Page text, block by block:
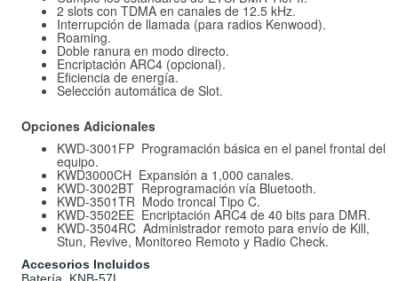
2 slots con TDMA en canales de 12.5 kHz.
Interrupción de llamada (para radios Kenwood).
Roaming.
Doble ranura en modo directo.
Encriptación ARC4 (opcional).
Eficiencia de energía.
Selección automática de Slot.
Opciones Adicionales
KWD-3001FP Programación básica en el panel frontal del
equipo.
KWD3000CH Expansión a 1,000 canales.
KWD-3002BT Reprogramación vía Bluetooth.
KWD-3501TR Modo troncal Tipo C.
KWD-3502EE Encriptación ARC4 de 40 bits para DMR.
KWD-3504RC Administrador remoto para envío de Kill,
Stun, Revive, Monitoreo Remoto y Radio Check.
Accesorios Incluidos